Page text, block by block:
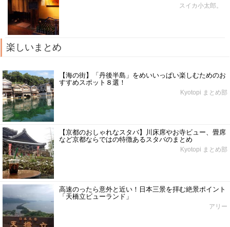
スイカ小太郎。
楽しいまとめ
【海の街】「丹後半島」をめいいっぱい楽しむためのお
すすめスポット８選！
Kyotopi まとめ部
【京都のおしゃれなスタバ】川床席やお寺ビュー、畳席
など京都ならではの特徴あるスタバのまとめ
Kyotopi まとめ部
高速のったら意外と近い！日本三景を拝む絶景ポイント
「天橋立ビューランド」
アリー